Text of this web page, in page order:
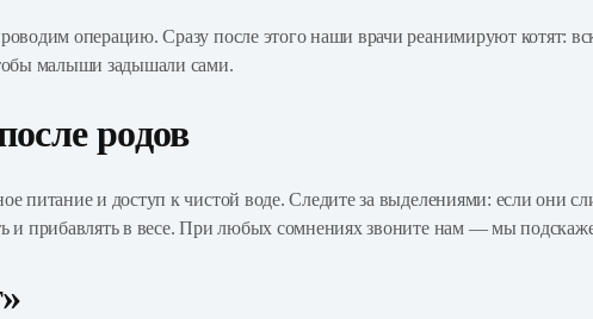
операцию. Сразу после этого наши врачи реанимируют котят:
малыши задышали сами.
родов
питание и доступ к чистой воде. Следите за выделениями: если они
и прибавлять в весе. При любых сомнениях звоните нам — мы